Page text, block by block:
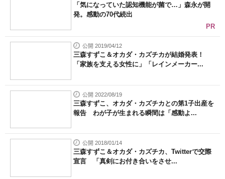
「気になっていた認知機能が菌で…」森永が開
発。感動の70代続出
PR
公開 2019/04/12
三森すずこ＆オカダ・カズチカが結婚発表！
「家族を支える女性に」「レインメーカー...
公開 2022/08/19
三森すずこ、オカダ・カズチカとの第1子出産を
報告 わが子が生まれる瞬間は「感動よ...
公開 2018/01/14
三森すずこ＆オカダ・カズチカ、Twitterで交際
宣言 「真剣にお付き合いをさせ...